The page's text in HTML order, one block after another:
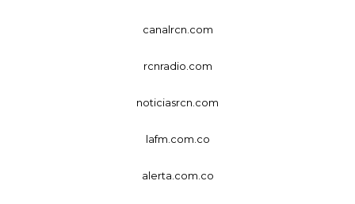
canalrcn.com
rcnradio.com
noticiasrcn.com
lafm.com.co
alerta.com.co